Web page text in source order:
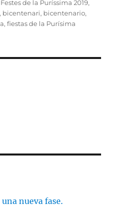
Categorías
Festes de la Puríssima 2019,
, bicentenari, bicentenario,
,fiestas de la Purísima
nueva fase.